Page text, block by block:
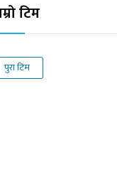
टिम
पुरा टिम